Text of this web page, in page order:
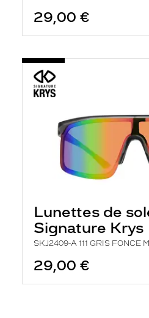
29,00 €
Lunettes de
Signature Krys
SKJ2409-A 111 GRIS FONCE
29,00 €